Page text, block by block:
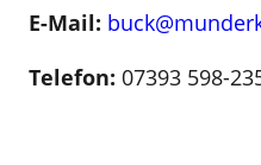
E-Mail:
Telefon: 07393 598-